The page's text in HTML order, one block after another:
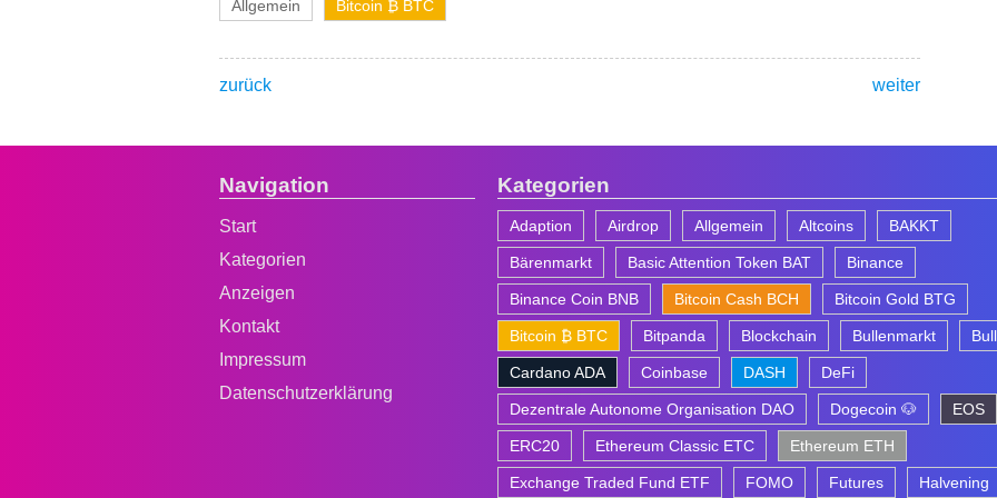
Allgemein Bitcoin ₿ BTC
zurück weiter
Navigation
Start
Kategorien
Anzeigen
Kontakt
Impressum
Datenschutzerklärung
Kategorien
Adaption Airdrop Allgemein Altcoins BAKKT
Bärenmarkt Basic Attention Token BAT Binance
Binance Coin BNB Bitcoin Cash BCH Bitcoin Gold BTG
Bitcoin ₿ BTC Bitpanda Blockchain Bullenmarkt
Cardano ADA Coinbase DASH DeFi
Dezentrale Autonome Organisation DAO Dogecoin 🐶 EOS
ERC20 Ethereum Classic ETC Ethereum ETH
Exchange Traded Fund ETF FOMO Futures Halvening